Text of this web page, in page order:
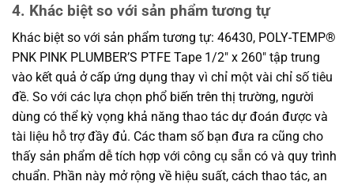
4. Khác biệt so với sản phẩm tương tự
Khác biệt so với sản phẩm tương tự: 46430, POLY-TEMP®
PNK PINK PLUMBER’S PTFE Tape 1/2″ x 260″ tập trung
vào kết quả ở cấp ứng dụng thay vì chỉ một vài chỉ số tiêu
đề. So với các lựa chọn phổ biến trên thị trường, người
dùng có thể kỳ vọng khả năng thao tác dự đoán được và
tài liệu hỗ trợ đầy đủ. Các tham số bạn đưa ra cũng cho
thấy sản phẩm dễ tích hợp với công cụ sẵn có và quy trình
chuẩn. Phần này mở rộng về hiệu suất, cách thao tác, an